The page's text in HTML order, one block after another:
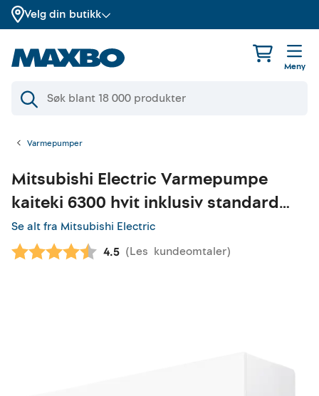
Velg din butikk
Meny
Varmepumper
Mitsubishi Electric Varmepumpe
kaiteki 6300 hvit inklusiv standard
montering
Se alt fra Mitsubishi Electric
Gjennomsnittskarakter:
4.5 (Les kundeomtaler)